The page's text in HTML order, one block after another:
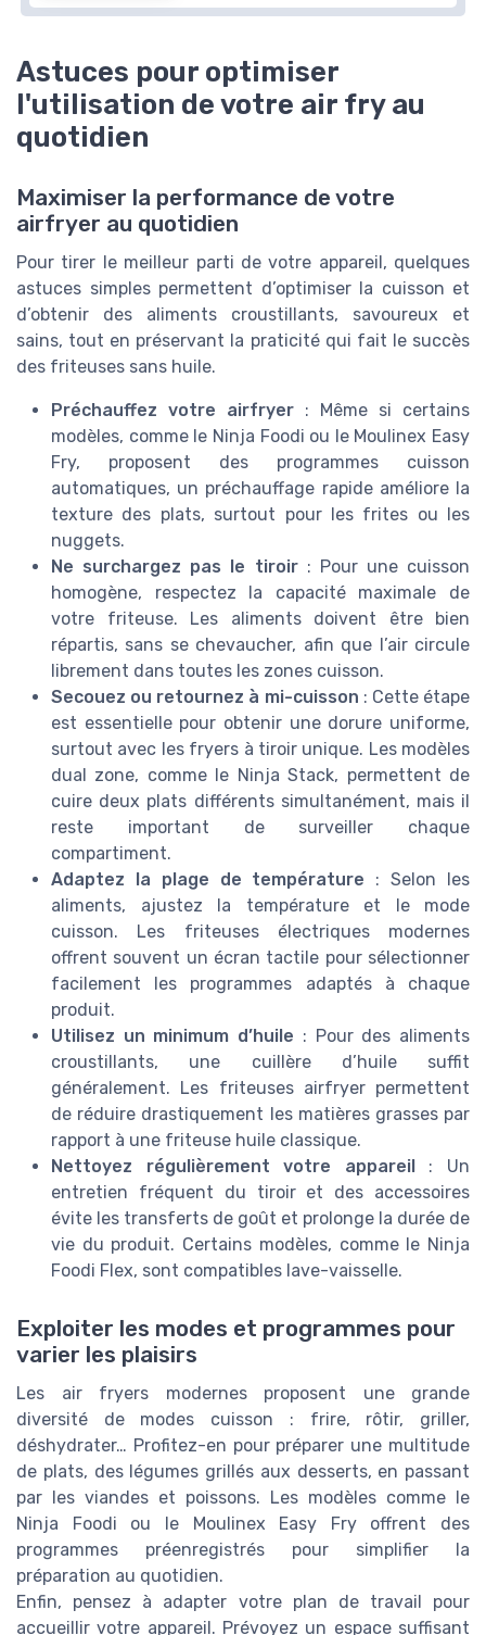
Astuces pour optimiser
l'utilisation de votre air fry au
quotidien
Maximiser la performance de votre
airfryer au quotidien
Pour tirer le meilleur parti de votre appareil, quelques
astuces simples permettent d’optimiser la cuisson et
d’obtenir des aliments croustillants, savoureux et
sains, tout en préservant la praticité qui fait le succès
des friteuses sans huile.
Préchauffez votre airfryer : Même si certains
modèles, comme le Ninja Foodi ou le Moulinex Easy
Fry, proposent des programmes cuisson
automatiques, un préchauffage rapide améliore la
texture des plats, surtout pour les frites ou les
nuggets.
Ne surchargez pas le tiroir: Pour une cuisson
homogène, respectez la capacité maximale de
votre friteuse. Les aliments doivent être bien
répartis, sans se chevaucher, afin que l’air circule
librement dans toutes les zones cuisson.
Secouez ou retournez à mi-cuisson : Cette étape
est essentielle pour obtenir une dorure uniforme,
surtout avec les fryers à tiroir unique. Les modèles
dual zone, comme le Ninja Stack, permettent de
cuire deux plats différents simultanément, mais il
reste important de surveiller chaque
compartiment.
Adaptez la plage de température : Selon les
aliments, ajustez la température et le mode
cuisson. Les friteuses électriques modernes
offrent souvent un écran tactile pour sélectionner
facilement les programmes adaptés à chaque
produit.
Utilisez un minimum d’huile : Pour des aliments
croustillants, une cuillère d’huile suffit
généralement. Les friteuses airfryer permettent
de réduire drastiquement les matières grasses par
rapport à une friteuse huile classique.
Nettoyez régulièrement votre appareil: Un
entretien fréquent du tiroir et des accessoires
évite les transferts de goût et prolonge la durée de
vie du produit. Certains modèles, comme le Ninja
Foodi Flex, sont compatibles lave-vaisselle.
Exploiter les modes et programmes pour
varier les plaisirs
Les air fryers modernes proposent une grande
diversité de modes cuisson : frire, rôtir, griller,
déshydrater… Profitez-en pour préparer une multitude
de plats, des légumes grillés aux desserts, en passant
par les viandes et poissons. Les modèles comme le
Ninja Foodi ou le Moulinex Easy Fry offrent des
programmes préenregistrés pour simplifier la
préparation au quotidien.
Enfin, pensez à adapter votre plan de travail pour
accueillir votre appareil. Prévoyez un espace suffisant